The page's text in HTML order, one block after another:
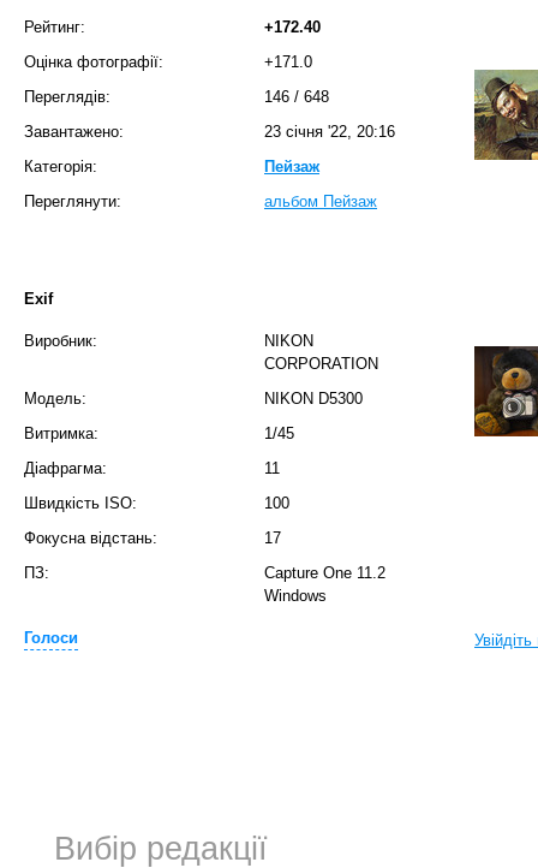
Рейтинг:
+172.40
Оцінка фотографії:
+171.0
Переглядів:
146 / 648
Завантажено:
23 січня '22, 20:16
Категорія:
Пейзаж
Переглянути:
альбом Пейзаж
Exif
Виробник:
NIKON
CORPORATION
Модель:
NIKON D5300
Витримка:
1/45
Діафрагма:
11
Швидкість ISO:
100
Фокусна відстань:
17
ПЗ:
Capture One 11.2
Windows
Голоси
Вибір редакції